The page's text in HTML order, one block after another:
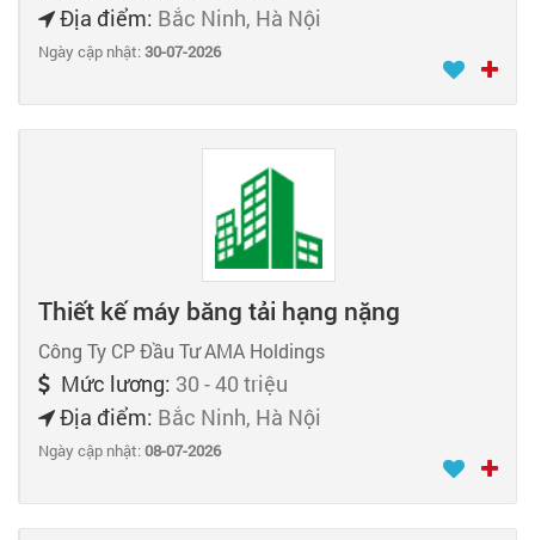
Địa điểm: Bắc Ninh, Hà Nội
Ngày cập nhật:30-07-2026
Thiết kế máy băng tải hạng nặng
Công Ty CP Đầu Tư AMA Holdings
Mức lương: 30 - 40 triệu
Địa điểm: Bắc Ninh, Hà Nội
Ngày cập nhật:08-07-2026